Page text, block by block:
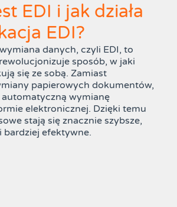
EDI i jak działa
EDI?
danych, czyli EDI, to
sposób, w jaki
się ze sobą. Zamiast
papierowych dokumentów,
wymianę
elektronicznej. Dzięki temu
stają się znacznie szybsze,
bardziej efektywne.